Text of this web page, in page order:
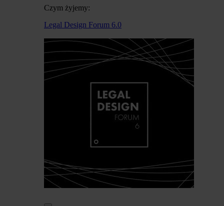
Czym żyjemy:
Legal Design Forum 6.0